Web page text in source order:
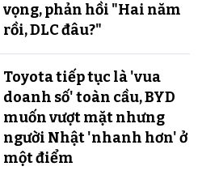
vọng, phản hồi "Hai năm
rồi, DLC đâu?"
Toyota tiếp tục là 'vua
doanh số' toàn cầu, BYD
muốn vượt mặt nhưng
người Nhật 'nhanh hơn' ở
một điểm